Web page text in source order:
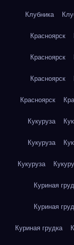
Клубника
Красноярск
Красноярск
Красноярск
Красноярск
Кукуруза
Кукуруза
Кукуруза
Куриная
Куриная
Куриная грудка